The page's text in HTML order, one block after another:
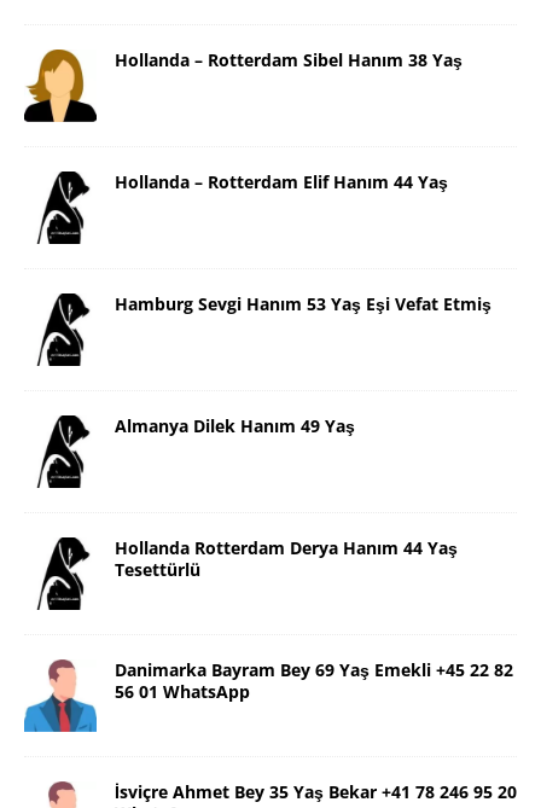
Hollanda – Rotterdam Sibel Hanım 38 Yaş
Hollanda – Rotterdam Elif Hanım 44 Yaş
Hamburg Sevgi Hanım 53 Yaş Eşi Vefat Etmiş
Almanya Dilek Hanım 49 Yaş
Hollanda Rotterdam Derya Hanım 44 Yaş
Tesettürlü
Danimarka Bayram Bey 69 Yaş Emekli +45 22 82
56 01 WhatsApp
İsviçre Ahmet Bey 35 Yaş Bekar +41 78 246 95 20